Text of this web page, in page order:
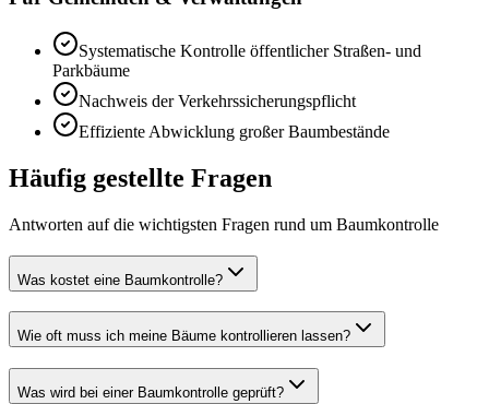
Systematische Kontrolle öffentlicher Straßen- und
Parkbäume
Nachweis der Verkehrssicherungspflicht
Effiziente Abwicklung großer Baumbestände
Häufig gestellte Fragen
Antworten auf die wichtigsten Fragen rund um Baumkontrolle
Was kostet eine Baumkontrolle?
Wie oft muss ich meine Bäume kontrollieren lassen?
Was wird bei einer Baumkontrolle geprüft?